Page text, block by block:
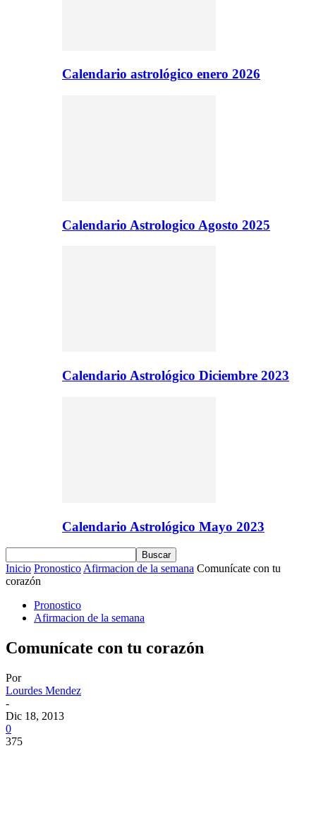
Calendario astrológico enero 2026
Calendario Astrologico Agosto 2025
Calendario Astrológico Diciembre 2023
Calendario Astrológico Mayo 2023
Inicio Pronostico Afirmacion de la semana Comunícate con tu
corazón
Pronostico
Afirmacion de la semana
Comunícate con tu corazón
Por
Lourdes Mendez
-
Dic 18, 2013
0
375